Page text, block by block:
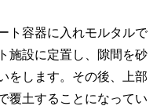
ト容器に入れモルタルで
施設に定置し、隙間を砂
をします。その後、上部
覆土することになってい